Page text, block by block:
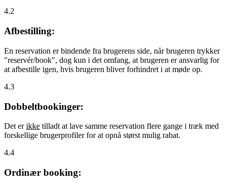
4.2
Afbestilling:
En reservation er bindende fra brugerens side, når brugeren trykker
"reservér/book", dog kun i det omfang, at brugeren er ansvarlig for
at afbestille igen, hvis brugeren bliver forhindret i at møde op.
4.3
Dobbeltbookinger:
Det erikke tilladt at lave samme reservation flere gange i træk med
forskellige brugerprofiler for at opnå størst mulig rabat.
4.4
Ordinær booking: